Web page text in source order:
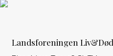
Landsforeningen Liv&Død